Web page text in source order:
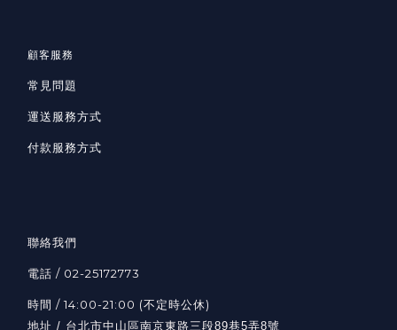
顧客服務
常見問題
運送服務方式
付款服務方式
聯絡我們
電話 / 02-25172773
時間 / 14:00-21:00 (不定時公休)
地址 / 台北市中山區南京東路三段89巷5弄8號